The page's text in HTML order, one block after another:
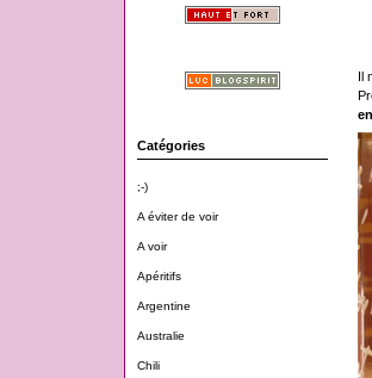
Catégories
;-)
A éviter de voir
A voir
Apéritifs
Argentine
Australie
Chili
Il